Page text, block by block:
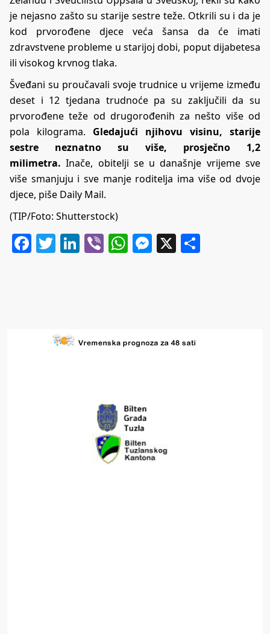
je nejasno zašto su starije sestre teže. Otkrili su i da je
kod prvorođene djece veća šansa da će imati
zdravstvene probleme u starijoj dobi, poput dijabetesa
ili visokog krvnog tlaka.
Šveđani su proučavali svoje trudnice u vrijeme između
deset i 12 tjedana trudnoće pa su zaključili da su
prvorođene teže od drugorođenih za nešto više od
pola kilograma. Gledajući njihovu visinu, starije
sestre neznatno su više, prosječno 1,2
milimetra. Inače, obitelji se u današnje vrijeme sve
više smanjuju i sve manje roditelja ima više od dvoje
djece, piše Daily Mail.
(TIP/Foto: Shutterstock)
Facebook
Twitter
LinkedIn
ViberWhatsApp
Messenger
X